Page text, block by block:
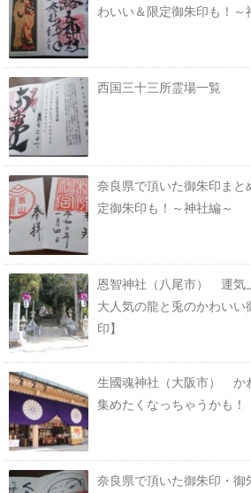
わいい＆限定御朱印も！
西国三十三所霊場一覧
奈良県で頂いた御朱印まと
定御朱印も！～神社編～
恩智神社（八尾市） 運気
大人気の龍と兎のかわい
印】
生國魂神社（大阪市） か
集めたくなっちゃうかも！
奈良県で頂いた御朱印・